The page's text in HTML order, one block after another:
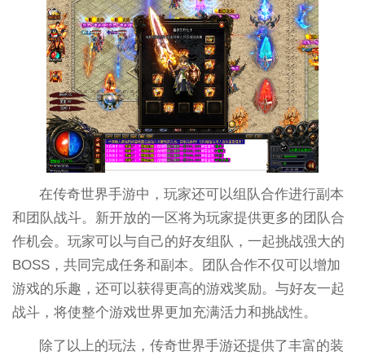
在传奇世界手游中，玩家还可以组队合作进行副本
和团队战斗。新开放的一区将为玩家提供更多的团队合
作机会。玩家可以与自己的好友组队，一起挑战强大的
BOSS，共同完成任务和副本。团队合作不仅可以增加
游戏的乐趣，还可以获得更高的游戏奖励。与好友一起
战斗，将使整个游戏世界更加充满活力和挑战性。
除了以上的玩法，传奇世界手游还提供了丰富的装